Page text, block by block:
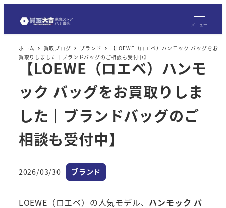
メニュー
ホーム 買取ブログ ブランド
【LOEWE（ロエベ）ハンモック バッグをお
買取りしました｜ブランドバッグのご相談も受付中】
【LOEWE（ロエベ）ハンモ
ック バッグをお買取りしま
した｜ブランドバッグのご
相談も受付中】
投稿日
2026/03/30 カテゴリー
ブランド
LOEWE（ロエベ）の人気モデル、 ハンモック バ